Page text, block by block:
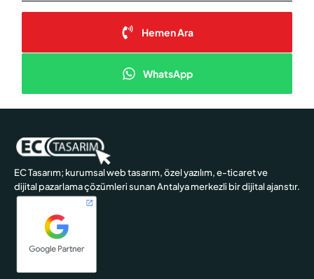
Hemen Ara
WhatsApp
EC Tasarım; kurumsal web tasarım, özel yazılım, e-ticaret ve
dijital pazarlama çözümleri sunan Antalya merkezli bir dijital ajanstır.